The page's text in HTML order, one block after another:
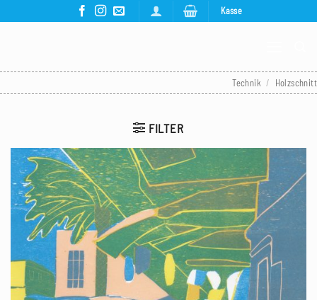
Kasse
Technik / Holzschnitt
FILTER